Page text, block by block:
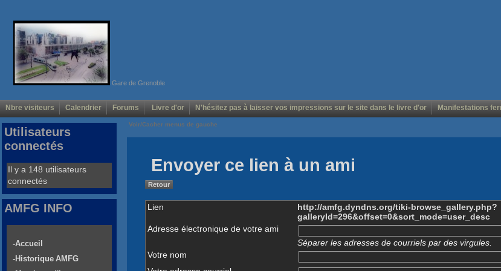
Gare de Grenoble
Nbre visiteurs Calendrier Forums Livre d'or N'hésitez pas à laisser vos impressions sur le site dans le livre d'or Manifestations
Voir/Cacher menus de gauche
Envoyer ce lien à un ami
Retour
Lien
http://amfg.dyndns.org/tiki-browse_gallery.php?
galleryId=296&offset=0&sort_mode=user_desc
Adresse électronique de votre ami
Séparer les adresses de courriels par des virgules.
Votre nom
Utilisateurs
connectés
Il y a 148 utilisateurs
connectés
AMFG INFO
-Accueil
-Historique AMFG